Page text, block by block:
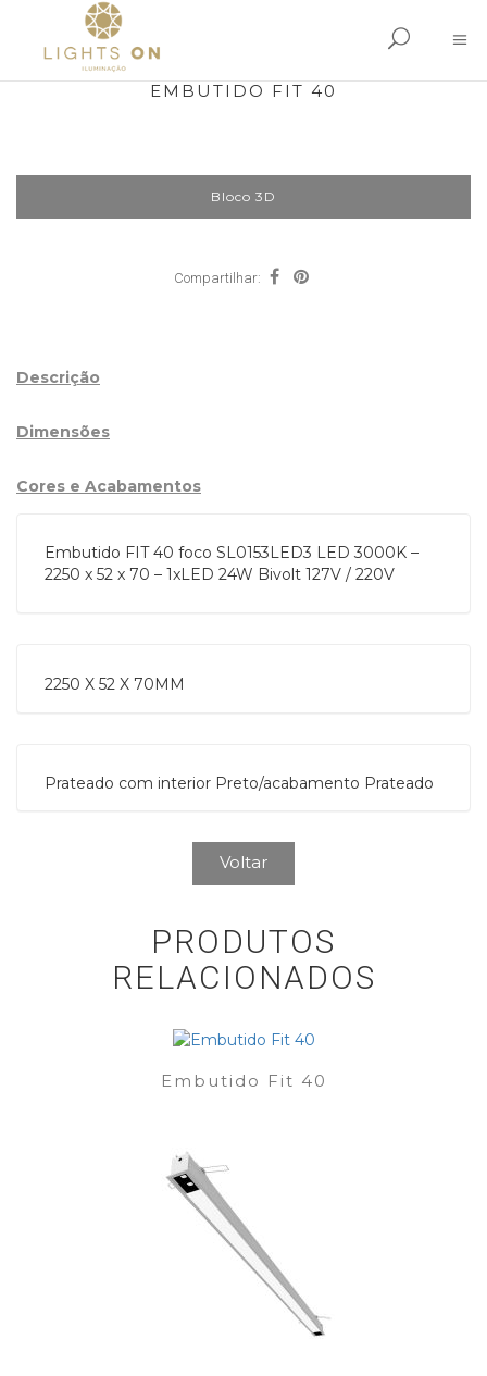
EMBUTIDO FIT 40
Bloco 3D
Compartilhar:
Descrição
Dimensões
Cores e Acabamentos
Embutido FIT 40 foco SL0153LED3 LED 3000K –
2250 x 52 x 70 – 1xLED 24W Bivolt 127V / 220V
2250 X 52 X 70MM
Prateado com interior Preto/acabamento Prateado
Voltar
PRODUTOS
RELACIONADOS
Embutido Fit 40